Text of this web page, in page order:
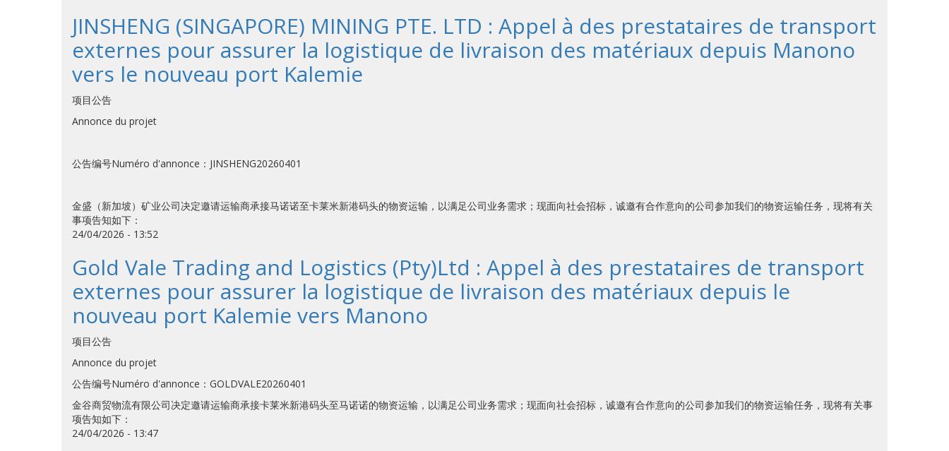
JINSHENG (SINGAPORE) MINING PTE. LTD : Appel à des prestataires de transport
externes pour assurer la logistique de livraison des matériaux depuis Manono
vers le nouveau port Kalemie
项目公告
Annonce du projet
公告编号Numéro d'annonce：JINSHENG20260401
金盛（新加坡）矿业公司决定邀请运输商承接马诺诺至卡莱米新港码头的物资运输，以满足公司业务需求；现面向社会招标，诚邀有合作意向的公司参加我们的物资运输任务，现将有关
事项告知如下：
24/04/2026 - 13:52
Gold Vale Trading and Logistics (Pty)Ltd : Appel à des prestataires de transport
externes pour assurer la logistique de livraison des matériaux depuis le
nouveau port Kalemie vers Manono
项目公告
Annonce du projet
公告编号Numéro d'annonce：GOLDVALE20260401
金谷商贸物流有限公司决定邀请运输商承接卡莱米新港码头至马诺诺的物资运输，以满足公司业务需求；现面向社会招标，诚邀有合作意向的公司参加我们的物资运输任务，现将有关事
项告知如下：
24/04/2026 - 13:47